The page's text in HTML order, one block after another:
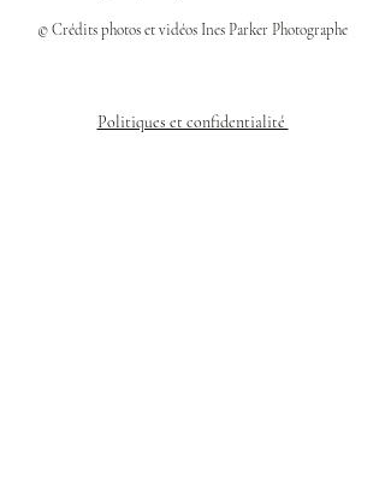
© Crédits photos et vidéos Ines Parker Photographe
Politiques et confidentialité